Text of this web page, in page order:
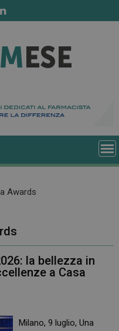
Awards
la bellezza in
a Casa
Milano, 9 luglio, Una